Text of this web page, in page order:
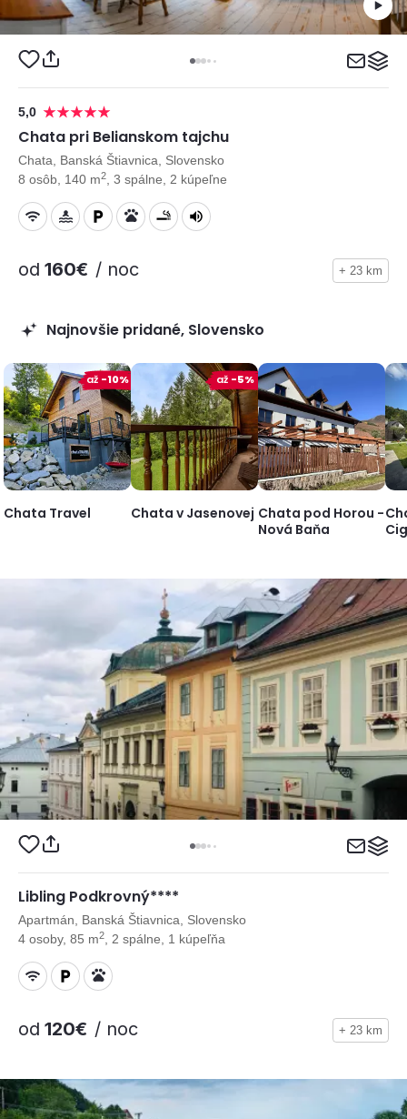
5,0
Chata pri Belianskom tajchu
Chata, Banská Štiavnica, Slovensko
8 osôb, 140 m2 , 3 spálne, 2 kúpeľne
od 160€ / noc + 23 km
Najnovšie pridané, Slovensko
Chata Travel
až -10%
Chata v Jasenovej
až -5%
Chata pod Horou -
Nová Baňa
Libling Podkrovný****
Apartmán, Banská Štiavnica, Slovensko
4 osoby, 85 m2 , 2 spálne, 1 kúpeľňa
od 120€ / noc + 23 km